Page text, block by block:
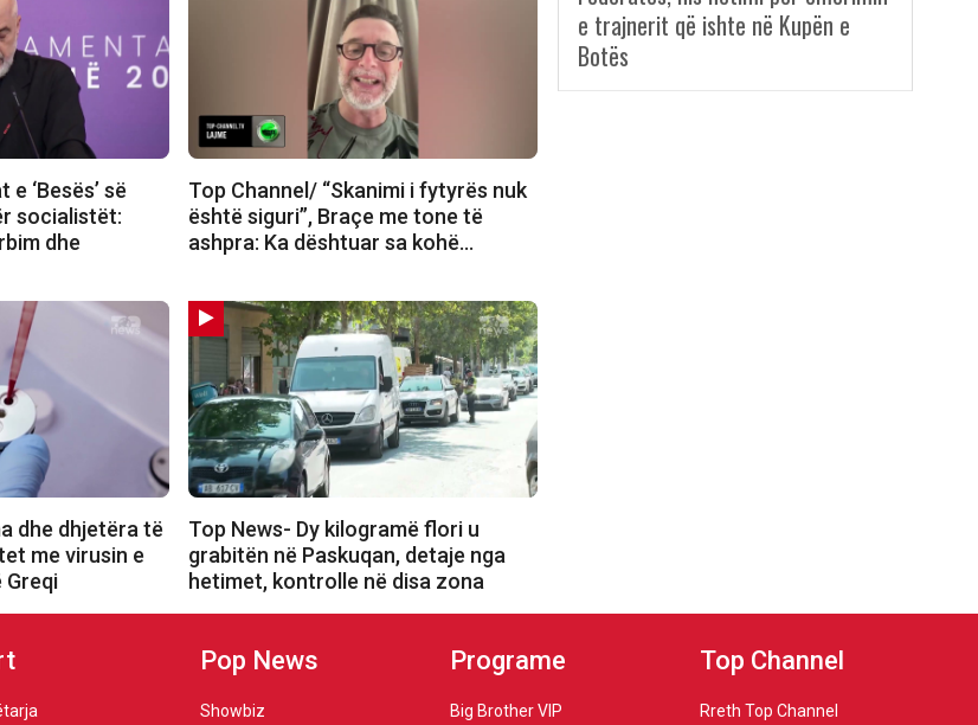
‘Besës’ së
socialistët:
dhe
Top Channel/ “Skanimi i fytyrës nuk
është siguri”, Braçe me tone të
ashpra: Ka dështuar sa kohë…
dhe dhjetëra të
me virusin e
Greqi
Top News- Dy kilogramë flori u
grabitën në Paskuqan, detaje nga
hetimet, kontrolle në disa zona
e trajnerit që ishte në Kupën e
Botës
Pop News
Showbiz
Programe
Big Brother VIP
Top Channel
Rreth Top Channel